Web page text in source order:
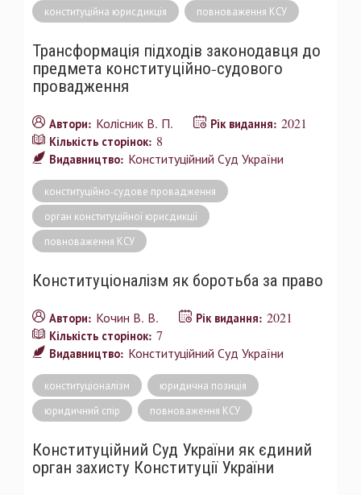
конституційна юрисдикція
повноваження КСУ
Трансформація підходів законодавця до
предмета конституційно-судового
провадження
Автори: Колісник В. П. Рік видання: 2021
Кількість сторінок: 8
Видавництво: Конституційний Суд України
конституційно-судове провадження
орган конституційної юрисдикції
повноваження КСУ
Конституціоналізм як боротьба за право
Автори: Кочин В. В. Рік видання: 2021
Кількість сторінок: 7
Видавництво: Конституційний Суд України
конституціоналізм
юридична позиція
юридичний спір
повноваження КСУ
Конституційний Суд України як єдиний
орган захисту Конституції України